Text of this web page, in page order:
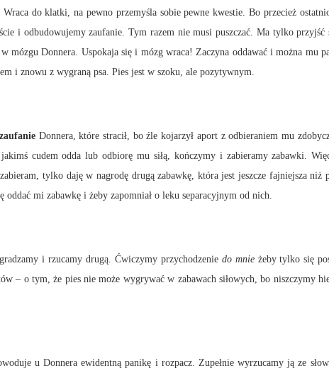
do klatki, na pewno przemyśla sobie pewne kwestie. Bo przecież
i odbudowujemy zaufanie. Tym razem nie musi puszczać. Ma tylko przyjść
mózgu Donnera. Uspokaja się i mózg wraca! Zaczyna oddawać i można mu
i znowu z wygraną psa. Pies jest w szoku, ale pozytywnym.
Donnera, które stracił, bo źle kojarzył aport z odbieraniem mu
cudem odda lub odbiorę mu siłą, kończymy i zabieramy zabawki.
tylko daję w nagrodę drugą zabawkę, która jest jeszcze fajniejsza niż
mi zabawkę i żeby zapomniał o leku separacyjnym od nich.
i rzucamy drugą. Ćwiczymy przychodzenie do mnieżeby tylko się
– o tym, że pies nie może wygrywać w zabawach siłowych, bo niszczymy
u Donnera ewidentną panikę i rozpacz. Zupełnie wyrzucamy ją ze